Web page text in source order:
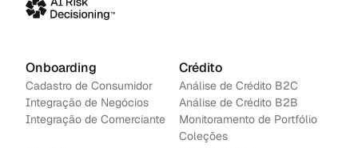
Onboarding
Cadastro de Consumidor
Integração de Negócios
Integração de Comerciante
Crédito
Análise de Crédito B2C
Análise de Crédito B2B
Monitoramento de Portfólio
Coleções